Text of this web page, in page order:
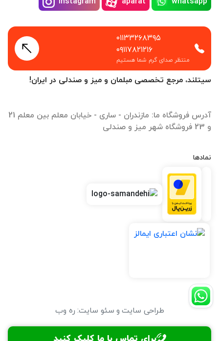
سیتلند، مرجع تخصصی مبلمان و میز و صندلی در ایران!
آدرس فروشگاه ما: مازندران - ساری - خیابان معلم بین معلم 21
و 23 فروشگاه شهر میز و صندلی
نمادها
۰۱۱۳۳۲۶۸۳۹۵
۰۹۱۱۷۸۲۱۲۱۶
منتظر صدای گرم شما هستیم
طراحی سایت و سئو سایت: ره وب